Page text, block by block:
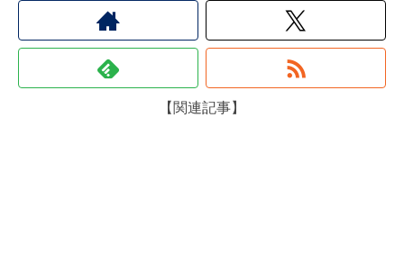
【関連記事】